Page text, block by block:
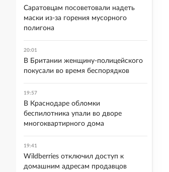
Саратовцам посоветовали надеть
маски из-за горения мусорного
полигона
20:01
В Британии женщину-полицейского
покусали во время беспорядков
19:57
В Краснодаре обломки
беспилотника упали во дворе
многоквартирного дома
19:41
Wildberries отключил доступ к
домашним адресам продавцов